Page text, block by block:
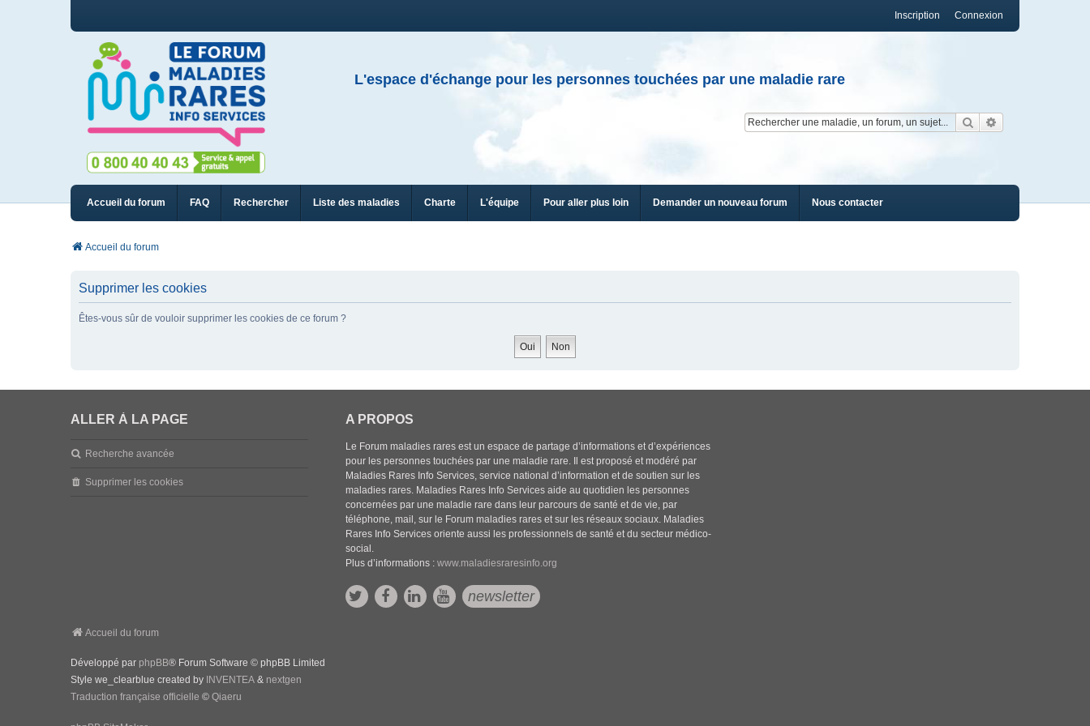
Connexion
Inscription
L'espace d'échange pour les personnes touchées par une maladie rare
Rechercher
Accueil du forum FAQ Rechercher Liste des maladies Charte L'équipe Pour aller plus loin Demander un nouveau forum Nous contacter
Accueil du forum
Supprimer les cookies
Êtes-vous sûr de vouloir supprimer les cookies de ce forum ?
ALLER À LA PAGE
Recherche avancée
Supprimer les cookies
A PROPOS
Le Forum maladies rares est un espace de partage d’informations et d’expériences
pour les personnes touchées par une maladie rare. Il est proposé et modéré par
Maladies Rares Info Services, service national d’information et de soutien sur les
maladies rares. Maladies Rares Info Services aide au quotidien les personnes
concernées par une maladie rare dans leur parcours de santé et de vie, par
téléphone, mail, sur le Forum maladies rares et sur les réseaux sociaux. Maladies
Rares Info Services oriente aussi les professionnels de santé et du secteur médico-
social.
Plus d’informations :www.maladiesraresinfo.org
newsletter
Accueil du forum
Développé par phpBB® Forum Software © phpBB Limited
Style we_clearblue created by INVENTEA & nextgen
Traduction française officielle © Qiaeru